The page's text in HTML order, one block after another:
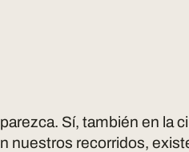
Sí, también en
nuestros recorridos,